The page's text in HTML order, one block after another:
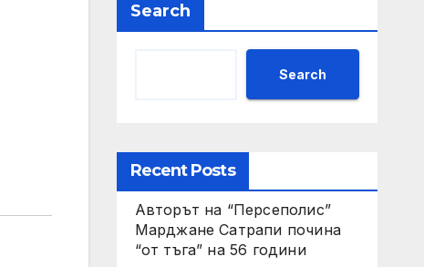
Search
Search
Recent Posts
Авторът на “Персеполис”
Марджане Сатрапи почина
“от тъга” на 56 години